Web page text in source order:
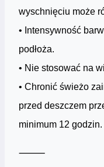
wyschnięciu może
• Intensywność
podłoża.
• Nie stosować na
• Chronić świeżo
przed deszczem
minimum 12 godzin.
⸻